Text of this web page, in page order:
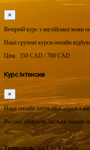
×
Вечірній курс з англійської мови
Наші групові курси-онлайн
Ціна : 350 CAD / 700 CAD
Курс Інтенсив
×
Наші онлайн інтенсивні курси з
Ви самі обираєте, скільки тижнів
Тривалість: від 1 до 4 тижнів